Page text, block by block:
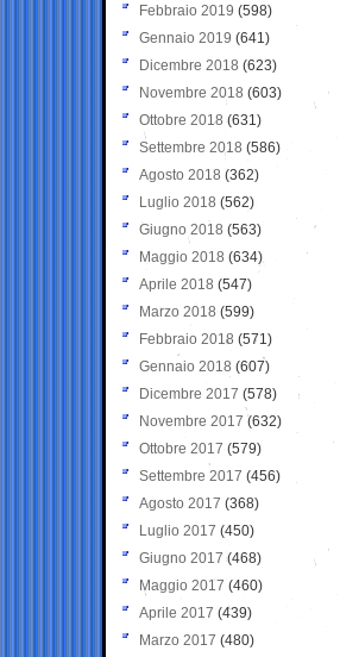
Febbraio 2019 (598)
Gennaio 2019 (641)
Dicembre 2018 (623)
Novembre 2018 (603)
Ottobre 2018 (631)
Settembre 2018 (586)
Agosto 2018 (362)
Luglio 2018 (562)
Giugno 2018 (563)
Maggio 2018 (634)
Aprile 2018 (547)
Marzo 2018 (599)
Febbraio 2018 (571)
Gennaio 2018 (607)
Dicembre 2017 (578)
Novembre 2017 (632)
Ottobre 2017 (579)
Settembre 2017 (456)
Agosto 2017 (368)
Luglio 2017 (450)
Giugno 2017 (468)
Maggio 2017 (460)
Aprile 2017 (439)
Marzo 2017 (480)